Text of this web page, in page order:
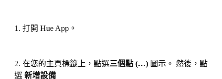
1. 打開 Hue App。
2. 在您的主頁標籤上，點選三個點 (…)圖示。 然後，點
選 新增設備